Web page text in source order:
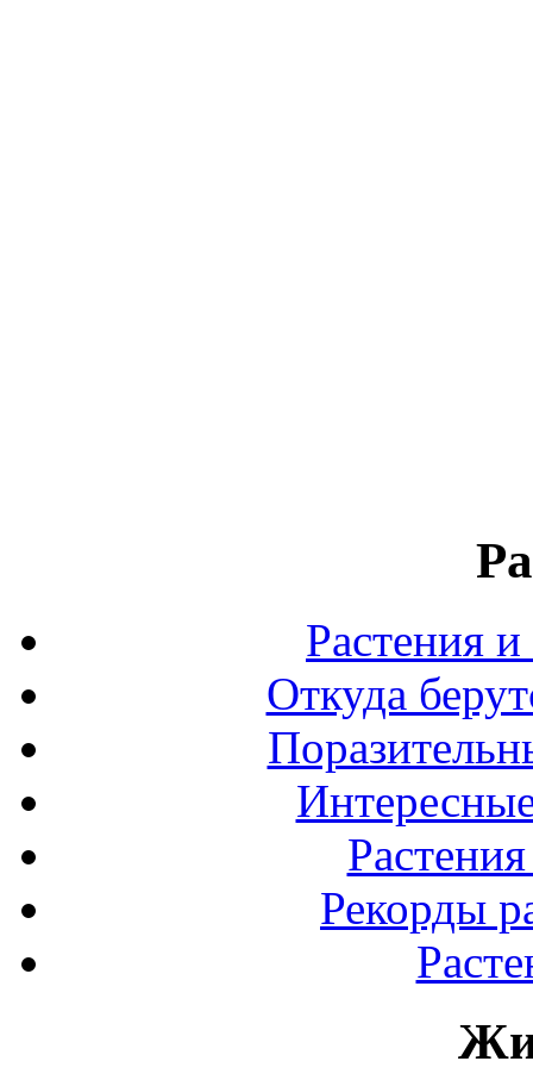
Растения
Откуда
Рекорды